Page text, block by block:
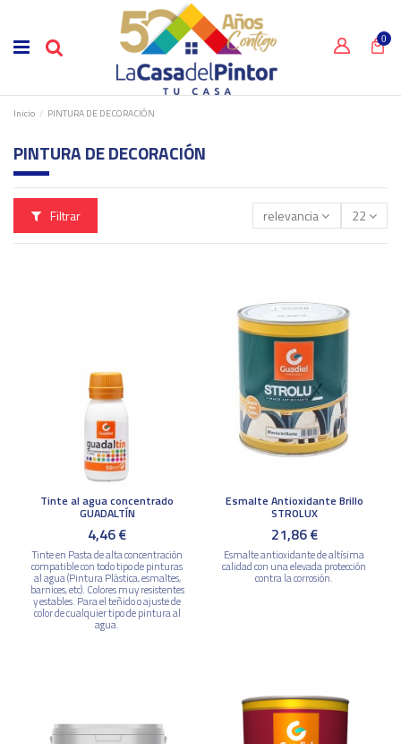
0
Inicio PINTURA DE DECORACIÓN
PINTURA DE DECORACIÓN
Filtrar relevancia 22
Tinte al agua concentrado
GUADALTÍN
4,46 €
Tinte en Pasta de alta concentración
compatible con todo tipo de pinturas
al agua (Pintura Plástica, esmaltes,
barnices, etc). Colores muy resistentes
y estables. Para el teñido o ajuste de
color de cualquier tipo de pintura al
agua.
Esmalte Antioxidante Brillo
STROLUX
21,86 €
Esmalte antioxidante de altísima
calidad con una elevada protección
contra la corrosión.